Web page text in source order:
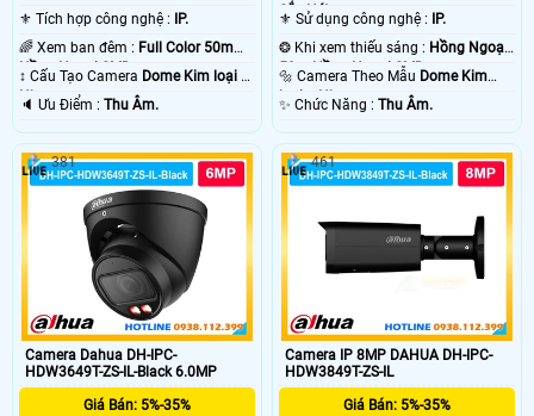
⚜️ Tích hợp công nghệ :
IP.
🌈 Xem ban đêm : Full Color 50m
Hồng Ngoại SMD.
↕️ Cấu Tạo Camera Dome Kim loại +
Nhựa.
️🔈 Ưu Điểm : Thu Âm.
Sắc Nét .
⚜️ Sử dụng công nghệ :
IP.
❂ Khi xem thiếu sáng : Hồng Ngoại
50m Hồng Ngoại SMD.
🔩 Camera Theo Mẫu Dome Kim
loại + Nhựa.
️✨ Chức Năng :Thu Âm.
Camera Dahua DH-IPC-
HDW3649T-ZS-IL-Black 6.0MP
Giá Bán: 5%-35%
381
Camera IP 8MP DAHUA DH-IPC-
HDW3849T-ZS-IL
Giá Bán: 5%-35%
461